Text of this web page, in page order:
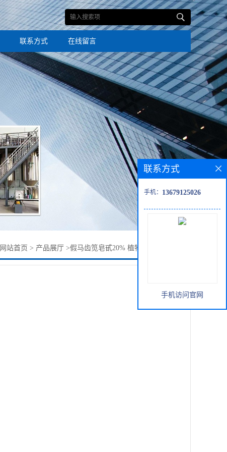
联系方式 在线留言
网站首页 > 产品展厅 >假马齿笕皂甙20% 植物标准含量提取物
联系方式
手机： 13679125026
手机访问官网